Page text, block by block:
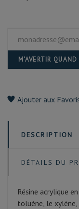
M'AVERTIR
Ajouter aux
DESCRIPTION
DÉTAILS DU
Résine acrylique
toluène, le